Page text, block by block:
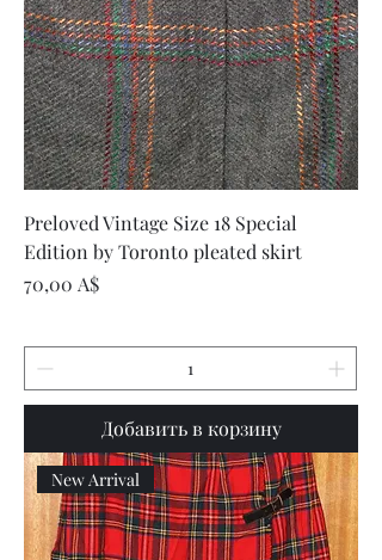
Preloved Vintage Size 18 Special
Edition by Toronto pleated skirt
Цена
70,00 A$
Добавить в корзину
New Arrival